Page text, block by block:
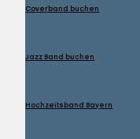
Coverband buchen
Jazz Band buchen
Hochzeitsband Bayern